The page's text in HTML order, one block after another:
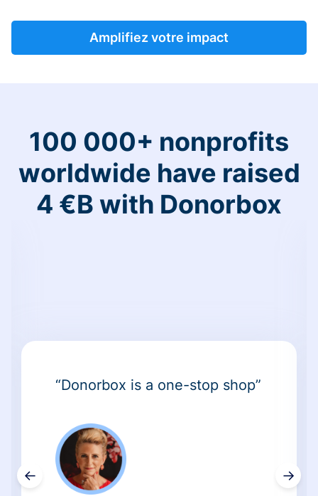
Amplifiez votre impact
100 000+ nonprofits
worldwide have raised
4 €B with Donorbox
←
“Donorbox is a one-stop shop”
→